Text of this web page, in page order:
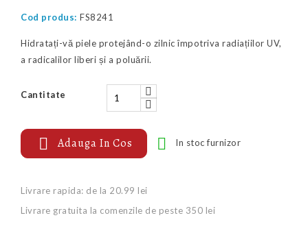
Cod produs: FS8241
Hidratați-vă piele protejând-o zilnic împotriva radiațiilor UV,
a radicalilor liberi și a poluării.
Cantitate
 Adauga In Cos  In stoc furnizor
Livrare rapida: de la 20.99 lei
Livrare gratuita la comenzile de peste 350 lei